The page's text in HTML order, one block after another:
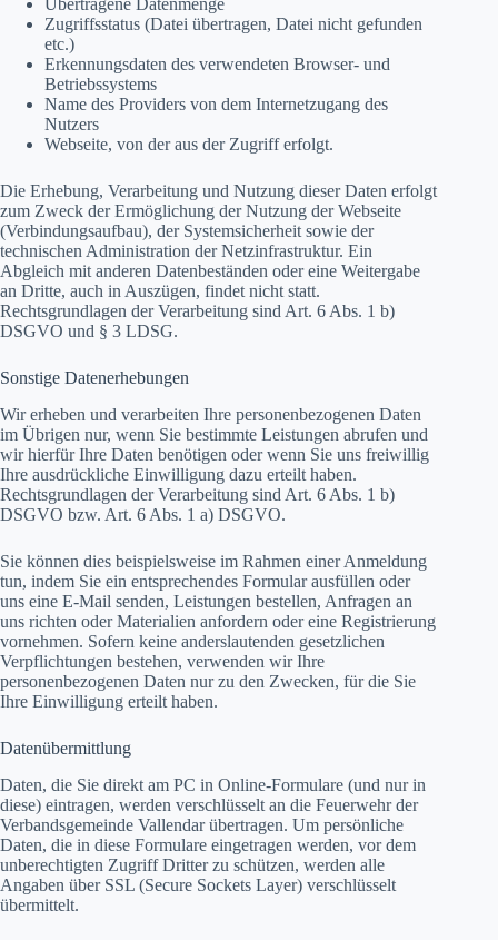
Übertragene Datenmenge
Zugriffsstatus (Datei übertragen, Datei nicht gefunden
etc.)
Erkennungsdaten des verwendeten Browser- und
Betriebssystems
Name des Providers von dem Internetzugang des
Nutzers
Webseite, von der aus der Zugriff erfolgt.
Die Erhebung, Verarbeitung und Nutzung dieser Daten erfolgt
zum Zweck der Ermöglichung der Nutzung der Webseite
(Verbindungsaufbau), der Systemsicherheit sowie der
technischen Administration der Netzinfrastruktur. Ein
Abgleich mit anderen Datenbeständen oder eine Weitergabe
an Dritte, auch in Auszügen, findet nicht statt.
Rechtsgrundlagen der Verarbeitung sind Art. 6 Abs. 1 b)
DSGVO und § 3 LDSG.
Sonstige Datenerhebungen
Wir erheben und verarbeiten Ihre personenbezogenen Daten
im Übrigen nur, wenn Sie bestimmte Leistungen abrufen und
wir hierfür Ihre Daten benötigen oder wenn Sie uns freiwillig
Ihre ausdrückliche Einwilligung dazu erteilt haben.
Rechtsgrundlagen der Verarbeitung sind Art. 6 Abs. 1 b)
DSGVO bzw. Art. 6 Abs. 1 a) DSGVO.
Sie können dies beispielsweise im Rahmen einer Anmeldung
tun, indem Sie ein entsprechendes Formular ausfüllen oder
uns eine E-Mail senden, Leistungen bestellen, Anfragen an
uns richten oder Materialien anfordern oder eine Registrierung
vornehmen. Sofern keine anderslautenden gesetzlichen
Verpflichtungen bestehen, verwenden wir Ihre
personenbezogenen Daten nur zu den Zwecken, für die Sie
Ihre Einwilligung erteilt haben.
Datenübermittlung
Daten, die Sie direkt am PC in Online-Formulare (und nur in
diese) eintragen, werden verschlüsselt an die Feuerwehr der
Verbandsgemeinde Vallendar übertragen. Um persönliche
Daten, die in diese Formulare eingetragen werden, vor dem
unberechtigten Zugriff Dritter zu schützen, werden alle
Angaben über SSL (Secure Sockets Layer) verschlüsselt
übermittelt.